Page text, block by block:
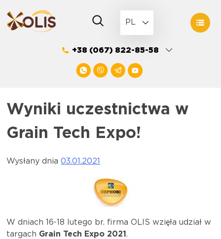
to
content
PL
+38 (067) 822-85-58
Wyniki uczestnictwa w
Grain Tech Expo!
Wysłany dnia03.01.2021
W dniach 16-18 lutego br. firma OLIS wzięła udział w
targach Grain Tech Expo 2021.